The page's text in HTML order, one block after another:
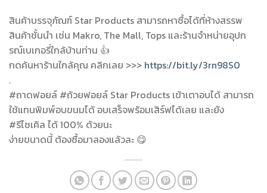
สินค้าบรรจุภัณฑ์ Star Products สามารถหาซื้อได้ที่ห้างสรรพ
สินค้าชั้นนำ เช่น Makro, The Mall, Tops และร้านจำหน่ายอุปก
รณ์เบเกอรี่ใกล้บ้านท่าน 👍
กดค้นหาร้านใกล้คุณ คลิกเลย >>> https://bit.ly/3rn98S0
.
#ถาดฟอยล์ #ถ้วยฟอยล์ Star Products เข้าเตาอบได้ สามารถ
ใช้แทนพิมพ์อบขนมได้ อบเสร็จพร้อมเสิร์ฟได้เลย และยัง
#รีไซเคิล ได้ 100% ด้วยนะ
ง่ายขนาดนี้ ต้องซื้อมาลองแล้วละ 😋